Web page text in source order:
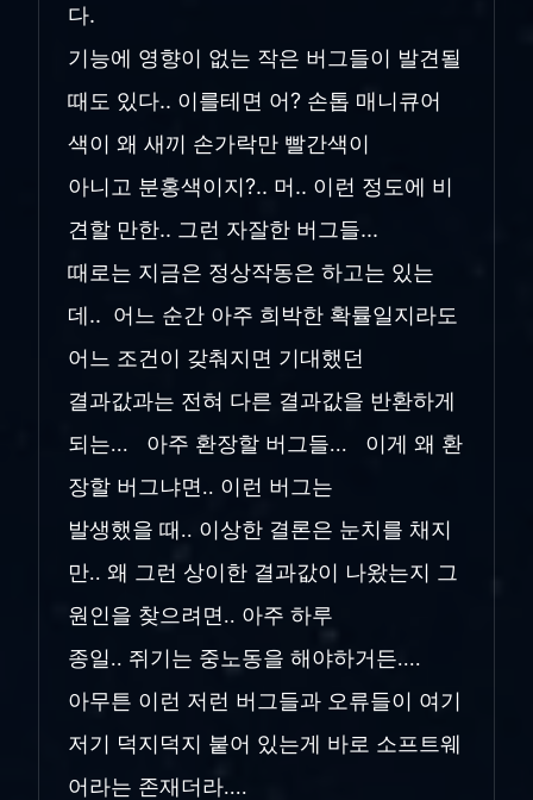
다.
기능에 영향이 없는 작은 버그들이 발견될
때도 있다.. 이를테면 어? 손톱 매니큐어
색이 왜 새끼 손가락만 빨간색이
아니고 분홍색이지?.. 머.. 이런 정도에 비
견할 만한.. 그런 자잘한 버그들...
때로는 지금은 정상작동은 하고는 있는
데.. 어느 순간 아주 희박한 확률일지라도
어느 조건이 갖춰지면 기대했던
결과값과는 전혀 다른 결과값을 반환하게
되는... 아주 환장할 버그들... 이게 왜 환
장할 버그냐면.. 이런 버그는
발생했을 때.. 이상한 결론은 눈치를 채지
만.. 왜 그런 상이한 결과값이 나왔는지 그
원인을 찾으려면.. 아주 하루
종일.. 쥐기는 중노동을 해야하거든....
아무튼 이런 저런 버그들과 오류들이 여기
저기 덕지덕지 붙어 있는게 바로 소프트웨
어라는 존재더라....